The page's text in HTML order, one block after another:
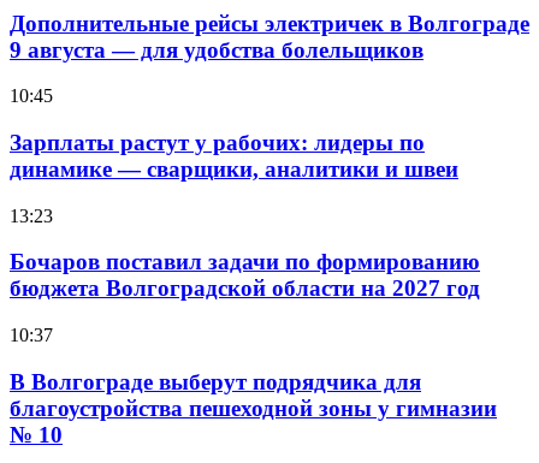
Дополнительные рейсы электричек в Волгограде
9 августа — для удобства болельщиков
10:45
Зарплаты растут у рабочих: лидеры по
динамике — сварщики, аналитики и швеи
13:23
Бочаров поставил задачи по формированию
бюджета Волгоградской области на 2027 год
10:37
В Волгограде выберут подрядчика для
благоустройства пешеходной зоны у гимназии
№ 10